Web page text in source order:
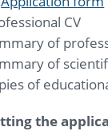
CV
of
of
of
the